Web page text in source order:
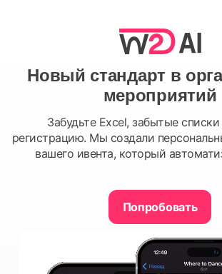
Новый стандарт в
мероприятий
Забудьте Excel, забытые
регистрацию. Мы создали
вашего ивента, который
Попробовать